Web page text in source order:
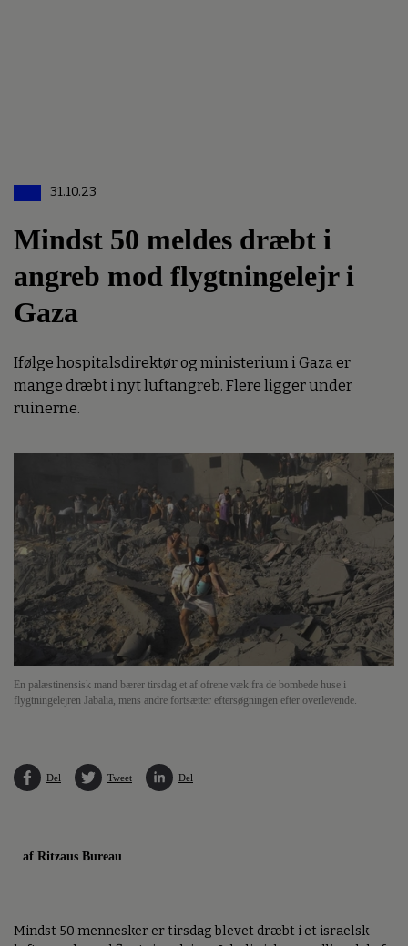
31.10.23
Mindst 50 meldes dræbt i
angreb mod flygtningelejr i
Gaza
Ifølge hospitalsdirektør og ministerium i Gaza er
mange dræbt i nyt luftangreb. Flere ligger under
ruinerne.
En palæstinensisk mand bærer tirsdag et af ofrene væk fra de bombede huse i
flygtningelejren Jabalia, mens andre fortsætter eftersøgningen efter overlevende.
Del Tweet Del
af Ritzaus Bureau
Mindst 50 mennesker er tirsdag blevet dræbt i et israelsk